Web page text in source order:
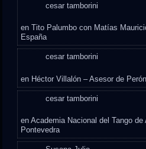
cesar tamborini
enTito Palumbo con Matías
España
cesar tamborini
en Héctor Villalón – Asesor de
cesar tamborini
enAcademia Nacional del Tango
Pontevedra